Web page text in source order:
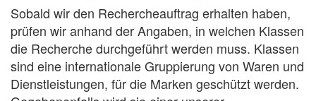
Sobald wir den Rechercheauftrag erhalten haben,
prüfen wir anhand der Angaben, in welchen Klassen
die Recherche durchgeführt werden muss. Klassen
sind eine internationale Gruppierung von Waren und
Dienstleistungen, für die Marken geschützt werden.